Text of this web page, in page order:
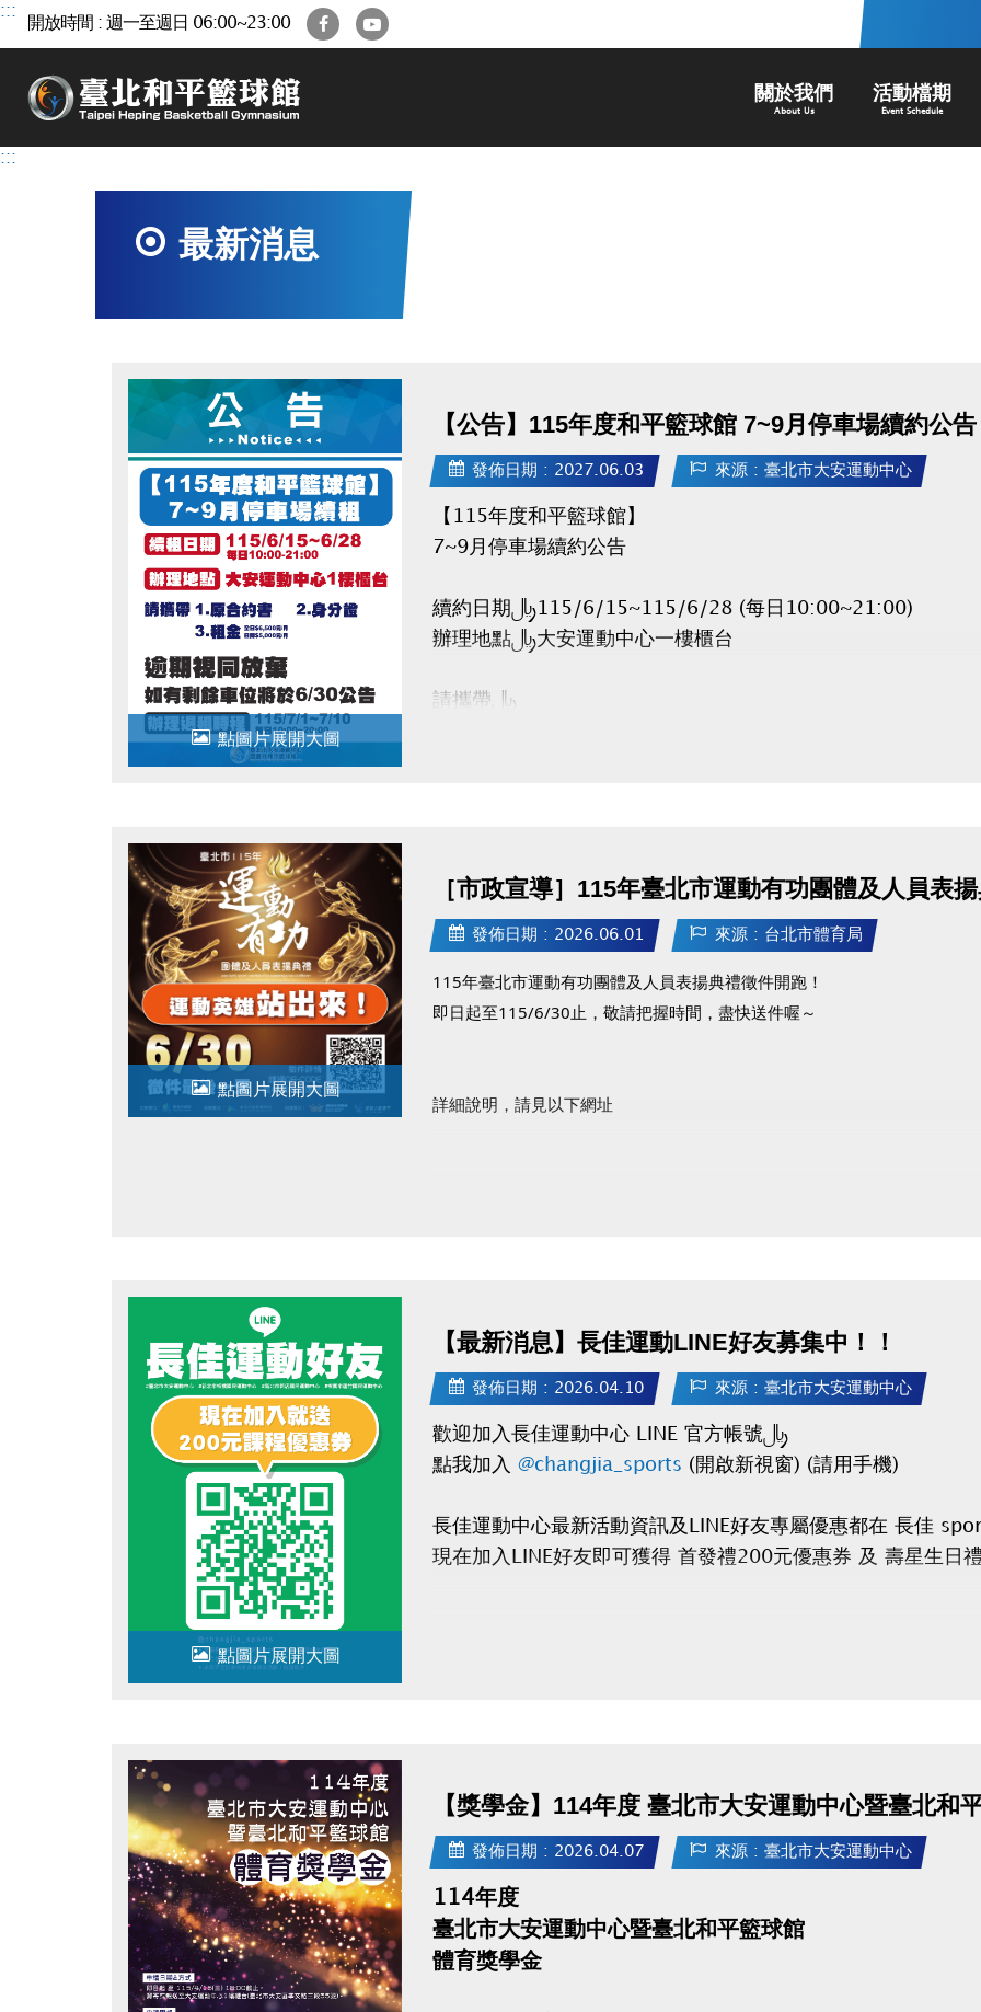
跳
區
:::
開放時間 : 週一至週日 06:00~23:00 FacebookYouTube
關於我們
About Us
活動檔期
Event Schedule
:::
最新消息
點圖片展開大圖
【公告】115年度和平籃球館 7~9月停車場續約公告
發佈日期 : 2027.06.03 來源 : 臺北市大安運動中心
【115年度和平籃球館】
7~9月停車場續約公告
續約日期：115/6/15~115/6/28 (每日10:00~21:00)
辦理地點：大安運動中心一樓櫃台
請攜帶：
如有剩餘車位將於6/30公告。
辦理退租時程：115/7/1~7/10 (每日10:00~20:00)
點圖片展開大圖
［市政宣導］115年臺北市運動有功團體及人員表
發佈日期 : 2026.06.01 來源 : 台北市體育局
115年臺北市運動有功團體及人員表揚典禮徵件開跑！
即日起至115/6/30止，敬請把握時間，盡快送件喔～
詳細說明，請見以下網址
點圖片展開大圖
【最新消息】長佳運動LINE好友募集中！！
發佈日期 : 2026.04.10 來源 : 臺北市大安運動中心
歡迎加入長佳運動中心 LINE 官方帳號：
點我加入@changjia_sports (開啟新視窗) (請用手機)
長佳運動中心最新活動資訊及LINE好友專屬優惠都在長佳
現在加入 LINE好友即可獲得首發禮200元優惠券 及壽星生日
【獎學金】114年度 臺北市大安運動中心暨臺北和
發佈日期 : 2026.04.07 來源 : 臺北市大安運動中心
114年度
臺北市大安運動中心暨臺北和平籃球館
體育獎學金